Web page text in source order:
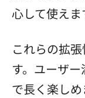
心して使えま
これらの拡
す。ユーザ
で長く楽しめ